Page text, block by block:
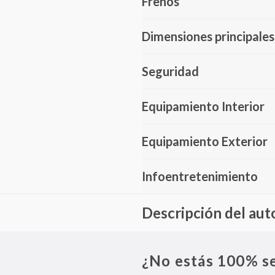
Dimensiones principales
Seguridad
Equipamiento Interior
Equipamiento Exterior
Infoentretenimiento
Descripción del
CarPlay y Android Auto,
¿No estás 100%